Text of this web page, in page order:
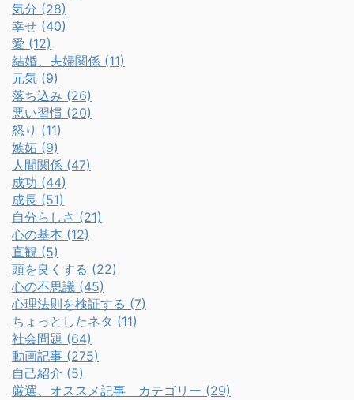
気分 (28)
幸せ (40)
愛 (12)
結婚、夫婦関係 (11)
元気 (9)
落ち込み (26)
悪い習慣 (20)
怒り (11)
嫉妬 (9)
人間関係 (47)
成功 (44)
成長 (51)
自分らしさ (21)
心の基本 (12)
直観 (5)
頭を良くする (22)
心の不思議 (45)
心理法則を検証する (7)
ちょっとしたネタ (11)
社会問題 (64)
動画記事 (275)
自己紹介 (5)
厳選、オススメ記事 カテゴリー (29)